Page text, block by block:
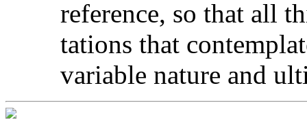
reference, so that all
tations that
variable nature and